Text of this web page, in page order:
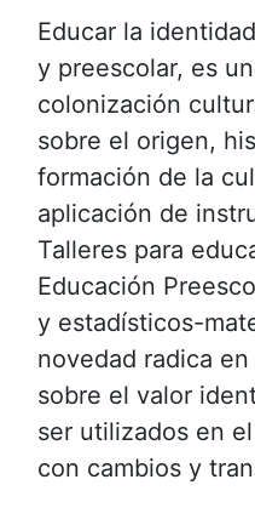
Educar la
y preescolar, es
colonización
sobre el origen,
formación de la
aplicación de
Talleres para
Educación
y estadísticos-
novedad radica
sobre el valor
ser utilizados en
con cambios y